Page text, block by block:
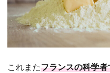
これまたフランスの科学